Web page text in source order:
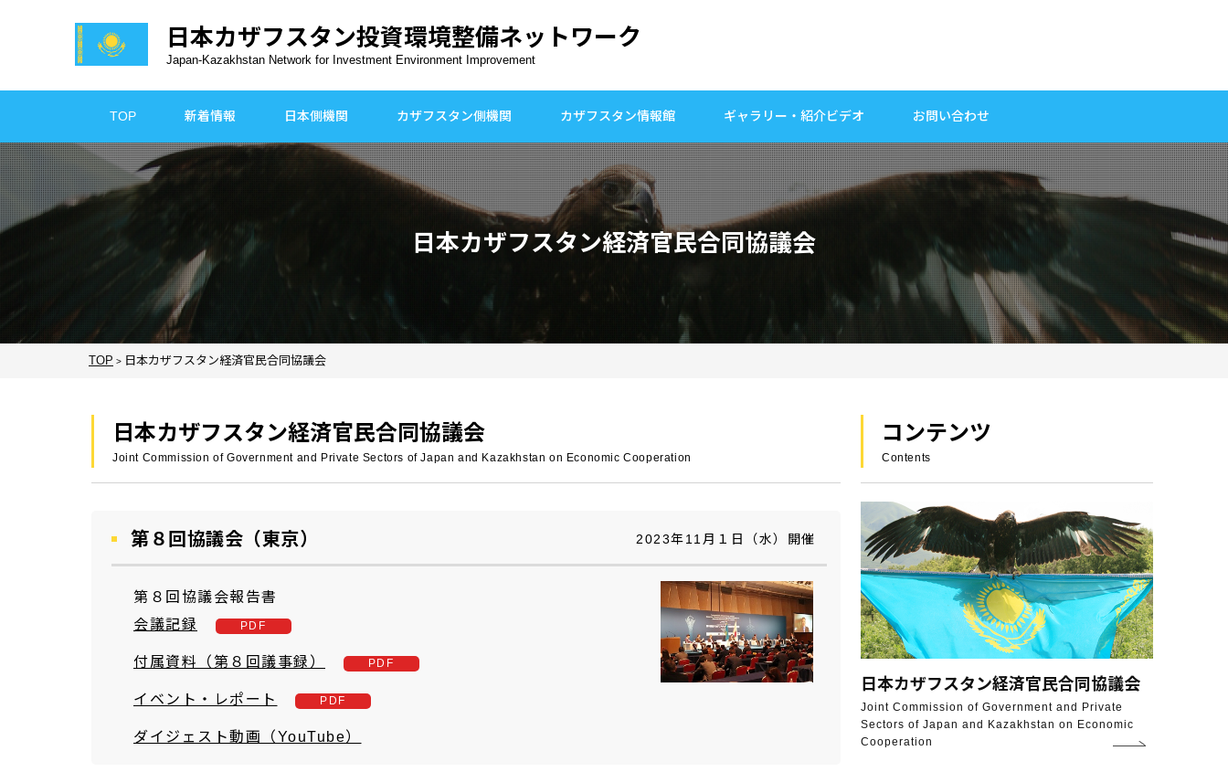
日本カザフスタン投資環境整備ネットワーク
Japan-Kazakhstan Network for Investment Environment Improvement
TOP 新着情報 日本側機関 カザフスタン側機関 カザフスタン情報館 ギャラリー・紹介ビデオ お問い合わせ
日本カザフスタン経済官民合同協議会
TOP > 日本カザフスタン経済官民合同協議会
日本カザフスタン経済官民合同協議会
Joint Commission of Government and Private Sectors of Japan and Kazakhstan on Economic Cooperation
第８回協議会（東京） 2023年11月１日（水）開催
第８回協議会報告書
会議記録
付属資料（第８回議事録）
イベント・レポート
ダイジェスト動画（YouTube）
コンテンツ
Contents
日本カザフスタン経済官民合同協議会
Joint Commission of Government and Private
Sectors of Japan and Kazakhstan on Economic
Cooperation